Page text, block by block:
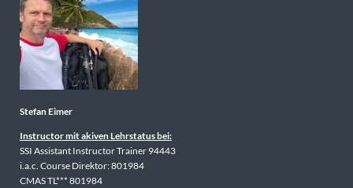
Stefan Eimer
Instructor mit akiven Lehrstatus bei:
SSI Assistant Instructor Trainer 94443
i.a.c. Course Direktor: 801984
CMAS TL*** 801984